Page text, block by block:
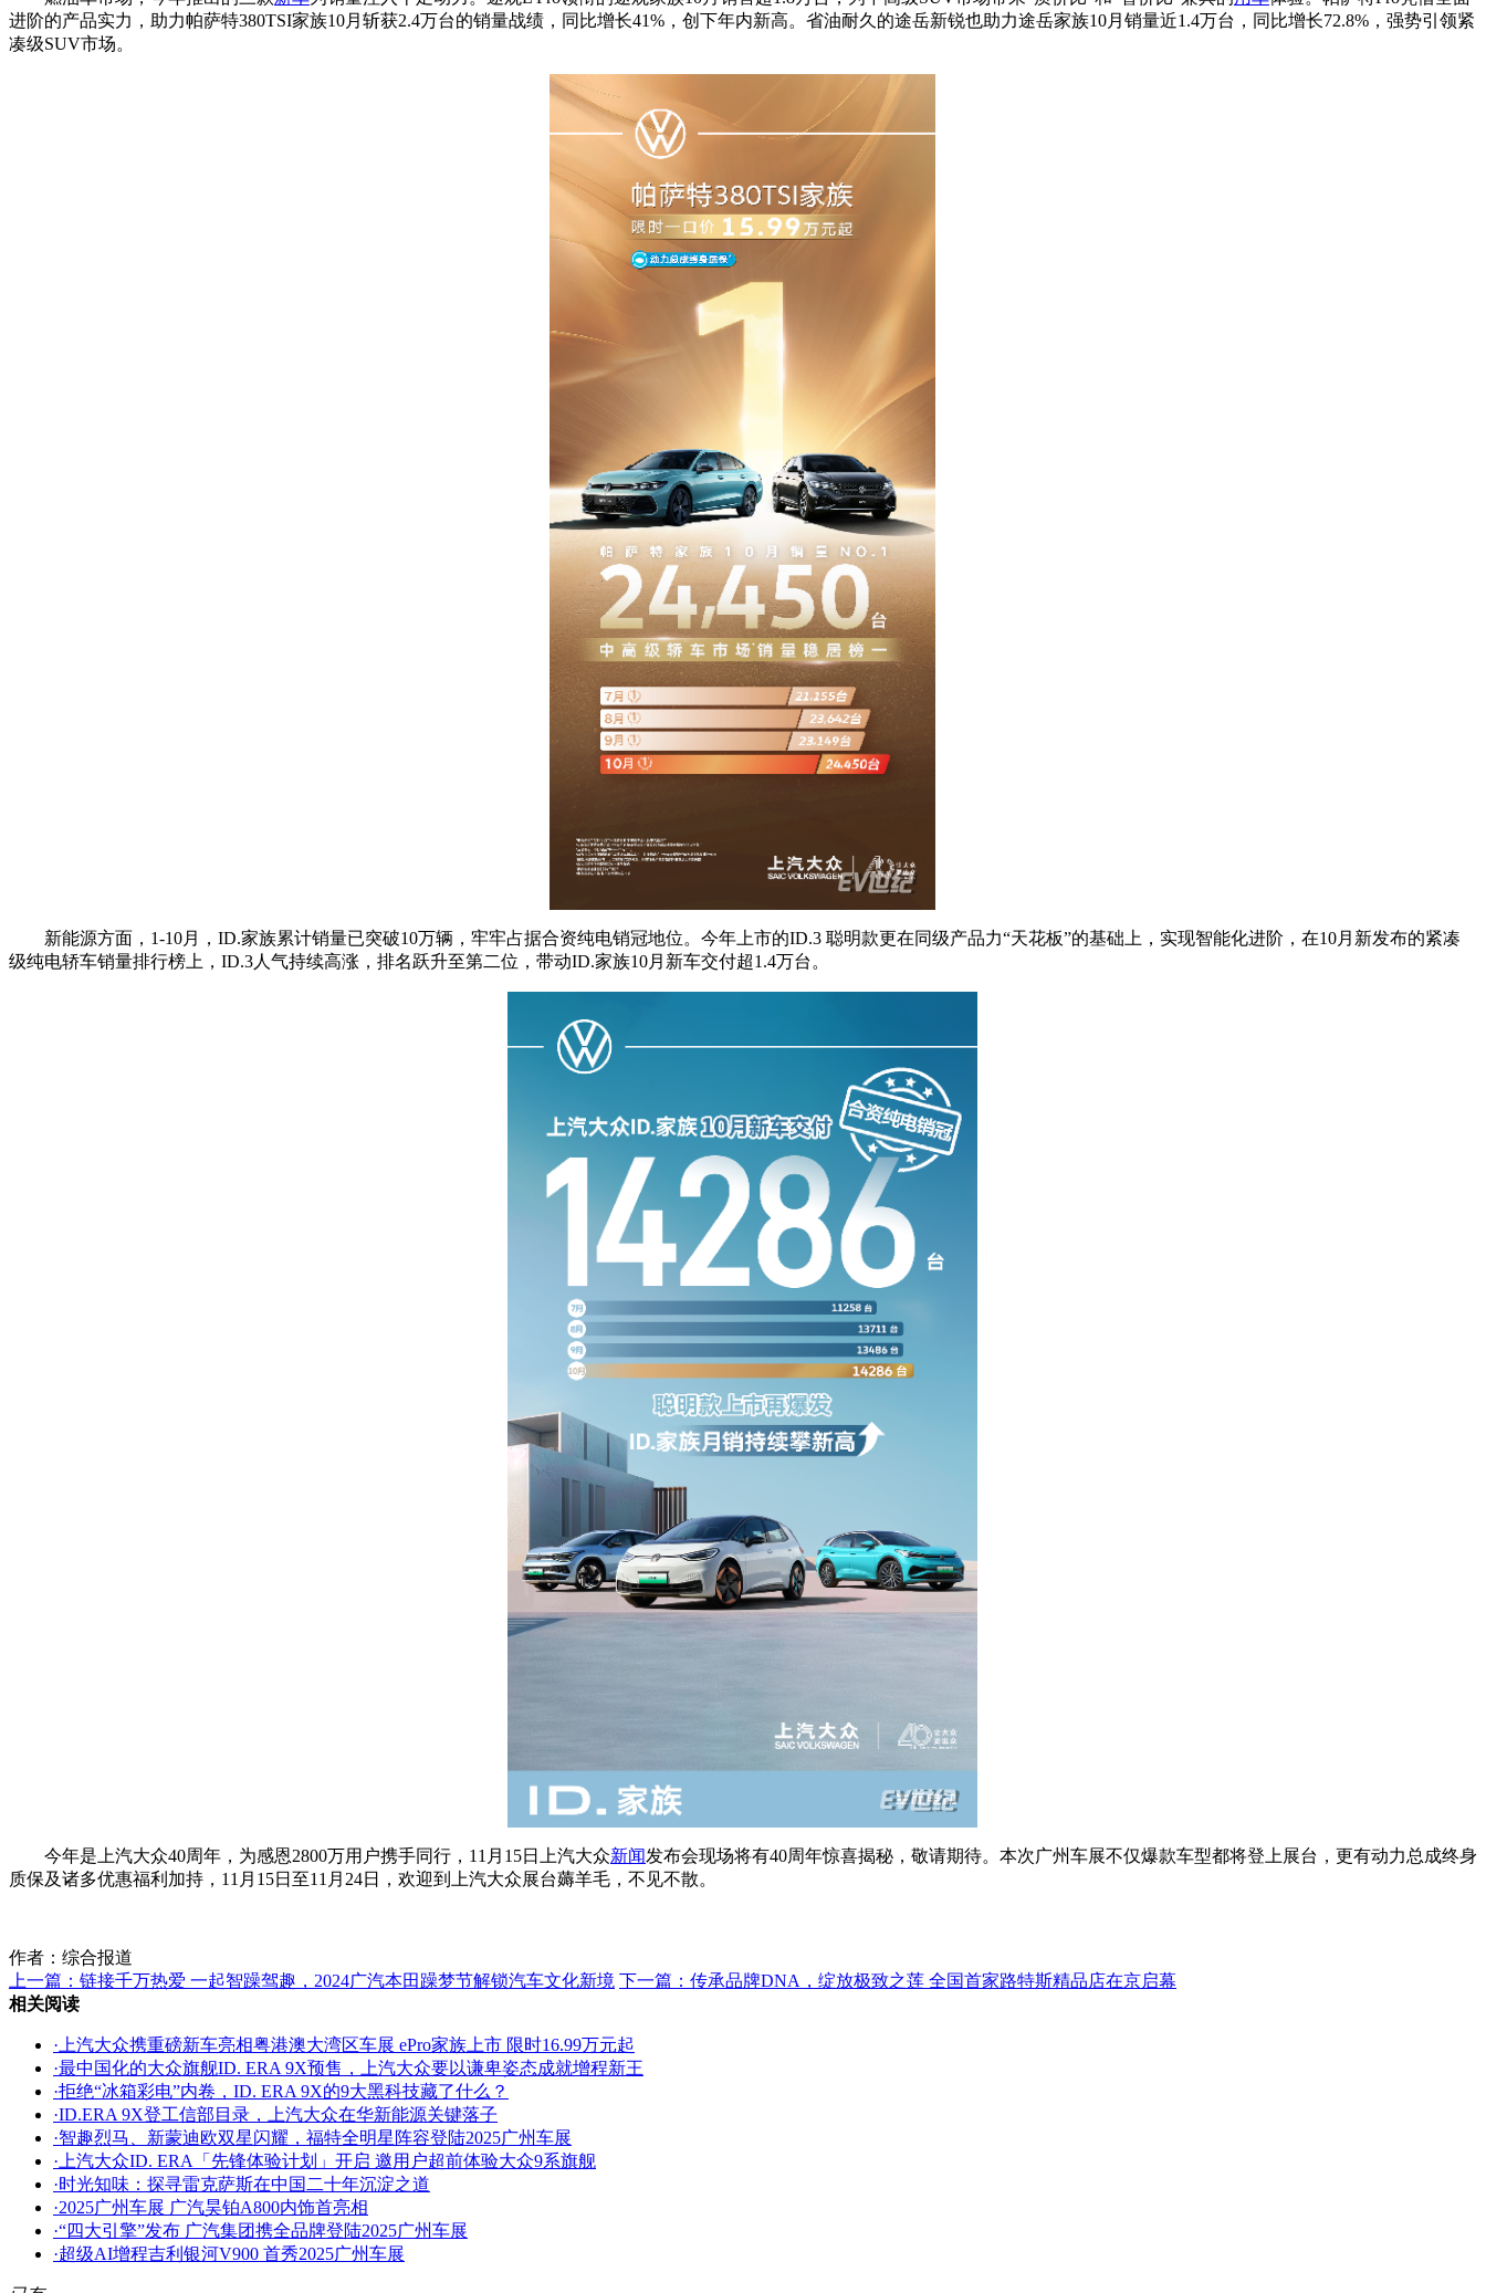
进阶的产品实力，助力帕萨特380TSI家族10月斩获2.4万台的销量战绩，同比增长41%，创下年内新高。省油耐久的途岳新锐也助力途岳家族10月销量近1.4万台，同比增长72.8%，强势引领紧
凑级SUV市场。
新能源方面，1-10月，ID.家族累计销量已突破10万辆，牢牢占据合资纯电销冠地位。今年上市的ID.3 聪明款更在同级产品力“天花板”的基础上，实现智能化进阶，在10月新发布的紧凑
级纯电轿车销量排行榜上，ID.3人气持续高涨，排名跃升至第二位，带动ID.家族10月新车交付超1.4万台。
今年是上汽大众40周年，为感恩2800万用户携手同行，11月15日上汽大众新闻发布会现场将有40周年惊喜揭秘，敬请期待。本次广州车展不仅爆款车型都将登上展台，更有动力总成终身
质保及诸多优惠福利加持，11月15日至11月24日，欢迎到上汽大众展台薅羊毛，不见不散。
作者：综合报道
上一篇： 链接千万热爱 一起智躁驾趣，2024广汽本田躁梦节解锁汽车文化新境 下一篇： 传承品牌DNA，绽放极致之莲 全国首家路特斯精品店在京启幕
相关阅读
· 上汽大众携重磅新车亮相粤港澳大湾区车展 ePro家族上市 限时16.99万元起
·最中国化的大众旗舰ID. ERA 9X预售，上汽大众要以谦卑姿态成就增程新王
·拒绝“冰箱彩电”内卷，ID. ERA 9X的9大黑科技藏了什么？
·ID.ERA 9X登工信部目录，上汽大众在华新能源关键落子
·智趣烈马、新蒙迪欧双星闪耀，福特全明星阵容登陆2025广州车展
· 上汽大众ID. ERA「先锋体验计划」开启 邀用户超前体验大众9系旗舰
·时光知味：探寻雷克萨斯在中国二十年沉淀之道
·2025广州车展 广汽昊铂A800内饰首亮相
·“四大引擎”发布 广汽集团携全品牌登陆2025广州车展
·超级AI增程吉利银河V900 首秀2025广州车展